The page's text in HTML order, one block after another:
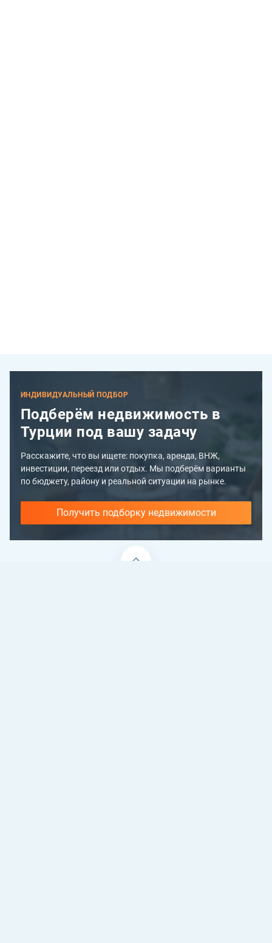
ИНДИВИДУАЛЬНЫЙ ПОДБОР
Подберём недвижимость в
Турции под вашу задачу
Расскажите, что вы ищете: покупка, аренда, ВНЖ,
инвестиции, переезд или отдых. Мы подберём варианты
по бюджету, району и реальной ситуации на рынке.
Получить подборку недвижимости